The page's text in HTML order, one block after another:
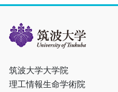
筑波大学大学院
理工情報生命学術院